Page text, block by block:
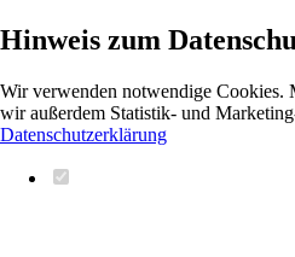
Hinweis zum
Wir verwenden notwendige
wir außerdem Statistik- und
Datenschutzerklärung